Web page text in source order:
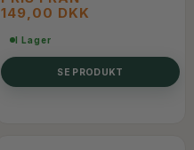
149,00 DKK
I Lager
SE PRODUKT